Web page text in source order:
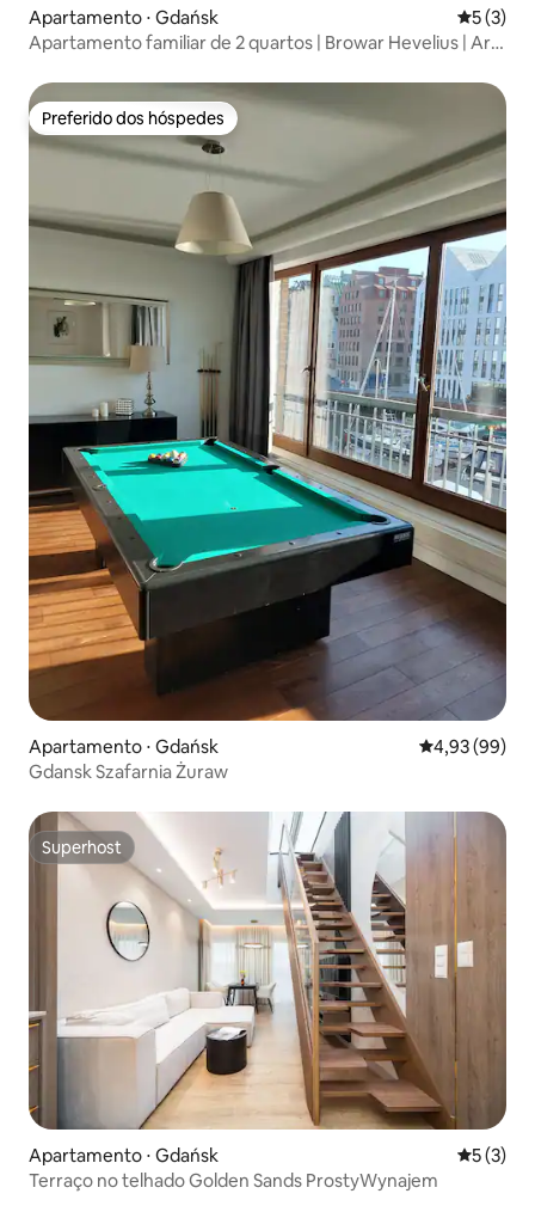
Apartamento ⋅ Gdańsk 5 de
5 (3)
Apartamento familiar de 2 quartos | Browar Hevelius | Ar-
Preferido dos hóspedes
Preferido dos hóspedes
Apartamento ⋅ Gdańsk 4,93 de uma
4,93 (99)
Gdansk Szafarnia Żuraw
Superhost
Superhost
Apartamento ⋅ Gdańsk 5 de
5 (3)
Terraço no telhado Golden Sands ProstyWynajem